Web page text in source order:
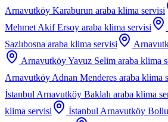
Arnavutköy Karaburun araba klima servisi
Mehmet Akif Ersoy araba klima servisi
Sazlıbosna araba klima servisi
Arnavutköy Yavuz Selim araba klima
Arnavutköy Adnan Menderes araba klima
İstanbul Arnavutköy Baklalı araba klima
klima servisi
İstanbul Arnavutköy